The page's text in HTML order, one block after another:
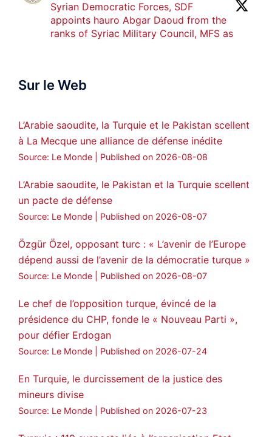
Syrian Democratic Forces, SDF
appoints hauro Abgar Daoud from the
ranks of Syriac Military Council, MFS as
ܟܫܝܪܘܬܐ ܒܘܠܝܬܐ ܚܘܪܐ ܐܒܓܪ
Amitiés kurdes de Bretagne a retweeté
MedyaNews @medyanews_ · 24 Jan 2025
statement on Abdullah Öcalan meeting
#AbdullahÖcalan #PeaceProcess
🔗https://medyanews.rs/h4lwBwQ
3 2 Twitter
Voir plus...
Sur le Web
L’Arabie saoudite, la Turquie et le Pakistan scellent
à La Mecque une alliance de défense inédite
Source: Le Monde Published on 2026-08-08
L’Arabie saoudite, le Pakistan et la Turquie scellent
un pacte de défense
Source: Le Monde Published on 2026-08-07
Özgür Özel, opposant turc : « L’avenir de l’Europe
dépend aussi de l’avenir de la démocratie turque »
Source: Le Monde Published on 2026-08-07
Le chef de l’opposition turque, évincé de la
présidence du CHP, fonde le « Nouveau Parti »,
pour défier Erdogan
Source: Le Monde Published on 2026-07-24
En Turquie, le durcissement de la justice des
mineurs divise
Source: Le Monde Published on 2026-07-23